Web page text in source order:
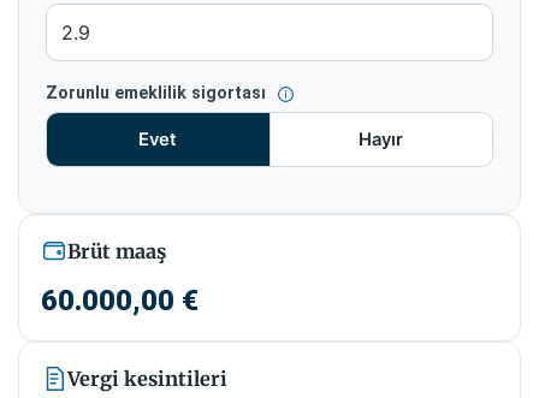
Zorunlu emeklilik sigortası
Evet Hayır
Brüt maaş
60.000,00 €
Vergi kesintileri